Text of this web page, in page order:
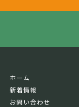
ホーム
新着情報
お問い合わせ